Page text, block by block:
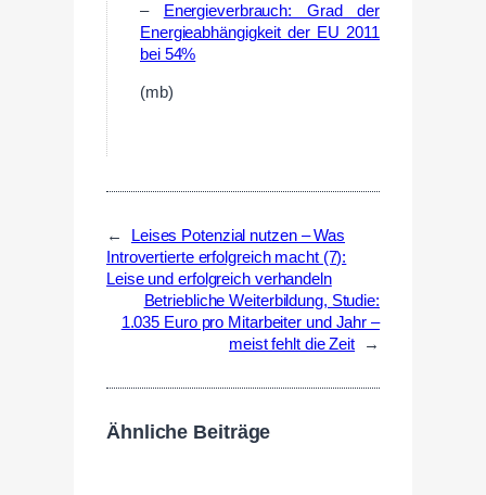
–
Energieverbrauch: Grad der
Energieabhängigkeit der EU 2011
bei 54%
(mb)
←
Leises Potenzial nutzen – Was
Introvertierte erfolgreich macht (7):
Leise und erfolgreich verhandeln
Betriebliche Weiterbildung, Studie:
1.035 Euro pro Mitarbeiter und Jahr –
meist fehlt die Zeit
→
Ähnliche Beiträge